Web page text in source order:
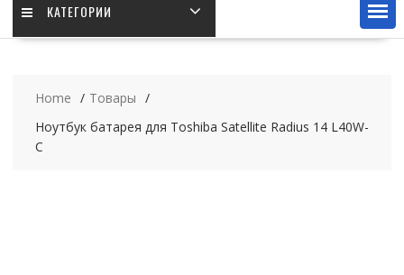
КАТЕГОРИИ
Home
Товары
Ноутбук батарея для Toshiba Satellite Radius 14 L40W-
C